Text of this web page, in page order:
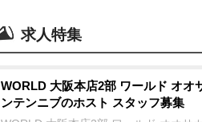
求人特集
WORLD 大阪本店2部 ワールド オオ
ンテンニブのホスト スタッフ募集